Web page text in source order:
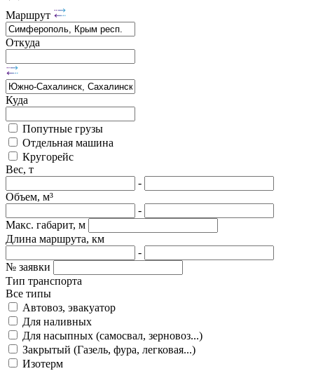
Маршрут
Откуда
Куда
Попутные грузы
Отдельная машина
Кругорейс
Вес, т
-
Объем, м³
-
Макс. габарит, м
Длина маршрута, км
-
№ заявки
Тип транспорта
Все типы
Автовоз, эвакуатор
Для наливных
Для насыпных (самосвал, зерновоз...)
Закрытый (Газель, фура, легковая...)
Изотерм